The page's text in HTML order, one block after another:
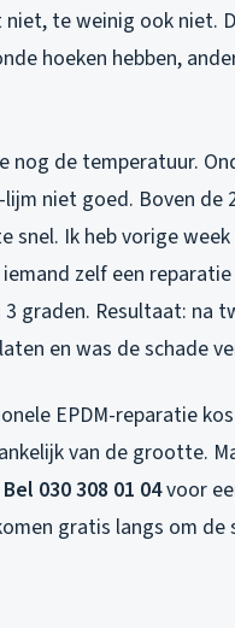
niet, te weinig ook niet.
hoeken hebben,
nog de temperatuur.
lijm niet goed. Boven de
snel. Ik heb vorige
zelf een
3 graden. Resultaat: na
en was de schade
EPDM-reparatie
van de grootte.
Bel 030 308 01 04voor
gratis langs om de